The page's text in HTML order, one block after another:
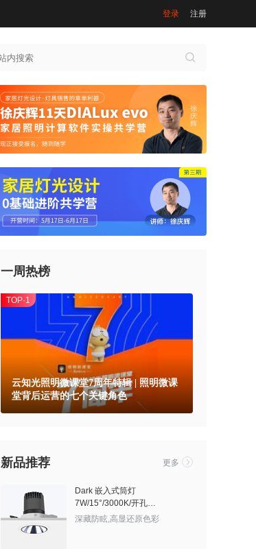
登录 注册
一周热榜
TOP·1
云知光照明微课堂7周年特辑 | 照明微课
堂背后运营的七个关键角色
新品推荐 更多
Dark 嵌入式筒灯
7W/15°/3000K/开孔
60mm/525lm/有边框/亮银敞口
深藏防眩,高显还原色彩